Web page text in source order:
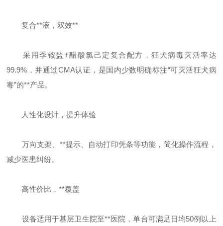
复合**液，双效**
采用季铵盐+醋酸氯己定复合配方，狂犬病毒灭活率达
99.9%，并通过CMA认证，是国内少数明确标注“可灭活狂犬病
毒”的**产品。
人性化设计，提升体验
万向支架、**提示、自动打印凭条等功能，简化操作流程，
减少医患纠纷。
高性价比，**覆盖
设备适用于基层卫生院至**医院，单台可满足日均50例以上